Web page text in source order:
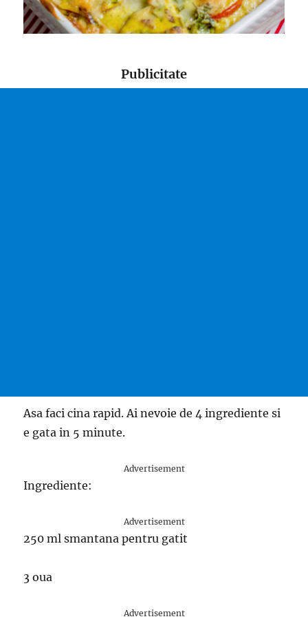
Publicitate
Asa faci cina rapid. Ai nevoie de 4 ingrediente si
e gata in 5 minute.
Advertisement
Ingrediente:
Advertisement
250 ml smantana pentru gatit
3 oua
Advertisement